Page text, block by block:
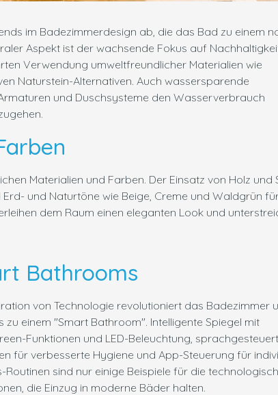
im Badezimmerdesign ab, die das Bad zu einem
Aspekt ist der wachsende Fokus auf
Verwendung umweltfreundlicher Materialien wie
Naturstein-Alternativen. Auch wassersparende
und Duschsysteme den Wasserverbrauch
Materialien und Farben. Der Einsatz von Holz und
und Naturtöne wie Beige, Creme und Waldgrün
dem Raum einen eleganten Look und
Bathrooms
von Technologie revolutioniert das Badezimmer
zu einem "Smart Bathroom". Intelligente Spiegel mit
Funktionen und LED-Beleuchtung,
für verbesserte Hygiene und App-Steuerung für
Routinen sind nur einige Beispiele für die
die Einzug in moderne Bäder halten.